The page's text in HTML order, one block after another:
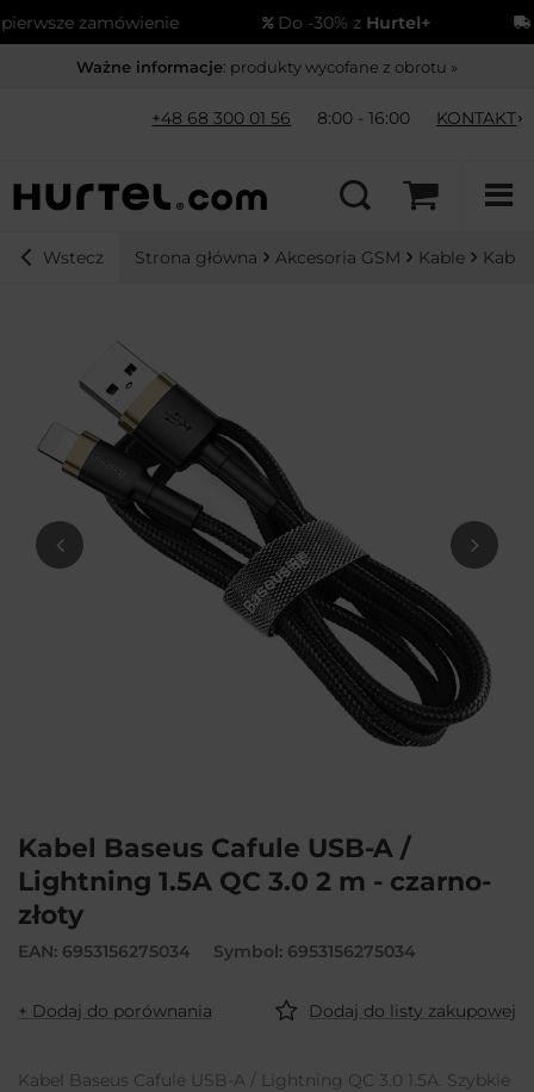
zamówienie Do -30% zHurtel+
Ważne informacje: produkty wycofane z obrotu »
+48 68 300 01 56 8:00 - 16:00 KONTAKT
Wstecz Strona główna Akcesoria GSM Kable
Kabel Baseus Cafule USB-A /
Lightning 1.5A QC 3.0 2 m - czarno-
złoty
EAN: 6953156275034 Symbol: 6953156275034
+ Dodaj do porównania Dodaj do listy zakupowej
Kabel Baseus Cafule USB-A / Lightning QC 3.0 1.5A. Szybkie